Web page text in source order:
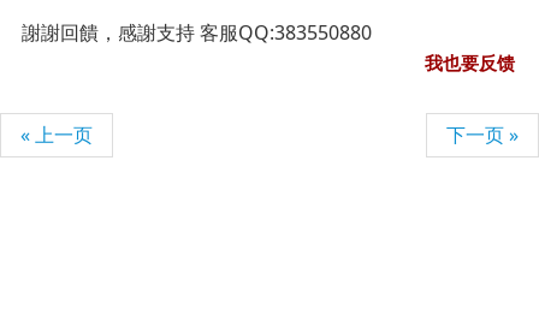
謝謝回饋，感謝支持 客服QQ:383550880
我也要反馈
« 上一页 下一页 »